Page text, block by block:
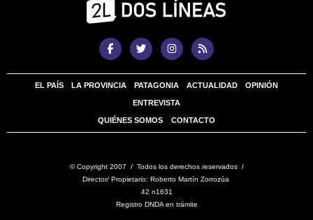
EL PAÍS LA PROVINCIA PATAGONIA ACTUALIDAD OPINIÓN
ENTREVISTA
QUIÉNES SOMOS CONTACTO
© Copyright 2007 / Todos los derechos reservados /
Director/ Propietario: Roberto Martín Zorrozúa
42 n1631
Registro DNDA en trámite